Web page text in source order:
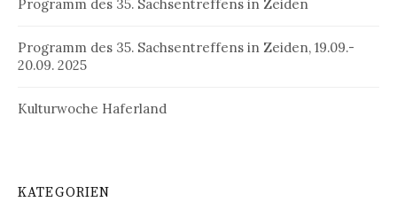
Programm des 35. Sachsentreffens in Zeiden
Programm des 35. Sachsentreffens in Zeiden, 19.09.-
20.09. 2025
Kulturwoche Haferland
KATEGORIEN